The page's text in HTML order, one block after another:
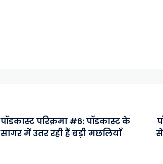
पॉडकास्ट परिक्रमा #6: पॉडकास्ट के
सागर में उतर रही हैं बड़ी मछलियाँ
से